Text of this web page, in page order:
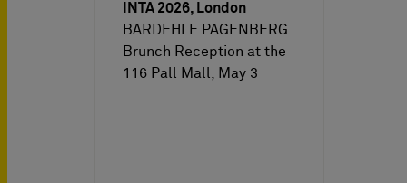
INTA 2026, London
BARDEHLE PAGENBERG
Brunch Reception at the
116 Pall Mall, May 3